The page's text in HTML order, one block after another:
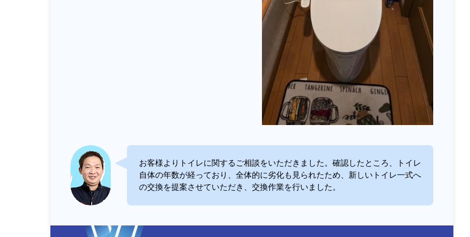
お客様よりトイレに関するご相談をいただきました。確認したところ、トイレ
自体の年数が経っており、全体的に劣化も見られたため、新しいトイレ一式へ
の交換を提案させていただき、交換作業を行いました。